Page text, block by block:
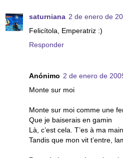
saturniana 2 de enero de
Felicítola, Emperatriz :)
Responder
Anónimo 2 de enero de
Monte sur moi
Monte sur moi comme une
Que je baiserais en gamin
Là, c’est cela. T’es à ma
Tandis que mon vit t’entre,